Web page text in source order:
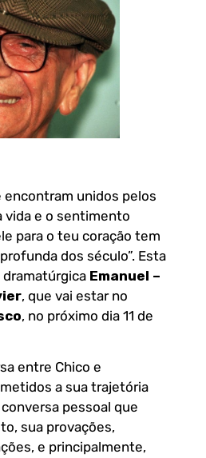
encontram unidos pelos
vida e o sentimento
para o teu coração tem
dos século”. Esta
Emanuel –
, que vai estar no
, no próximo dia 11 de
entre Chico e
a sua trajetória
pessoal que
sua provações,
e principalmente,